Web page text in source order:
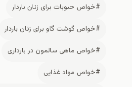
#خواص حبوبات برای زنان باردار
#خواص گوشت گاو برای زنان باردار
#خواص ماهی سالمون در بارداری
#خواص مواد غذایی